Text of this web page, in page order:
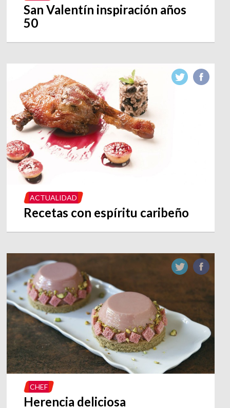
San Valentín inspiración años
50
ACTUALIDAD
Recetas con espíritu caribeño
CHEF
Herencia deliciosa